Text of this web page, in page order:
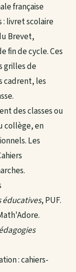
française
livret scolaire
Brevet,
fin de cycle. Ces
grilles de
cadrent, les
.
des classes ou
collège, en
Les
éducatives, PUF.
:cahiers-